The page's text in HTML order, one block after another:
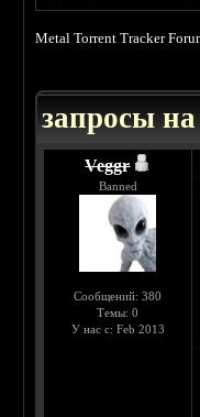
Metal Torrent Tracker
запросы
Veggr
Banned
Сообщений: 380
Темы: 0
У нас с: Feb 2013